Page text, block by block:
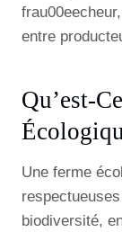
entre
Qu’est-
Une ferme
biodiversité,